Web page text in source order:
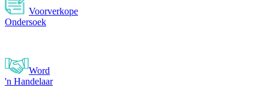
Voorverkope
Ondersoek
Word
'n Handelaar